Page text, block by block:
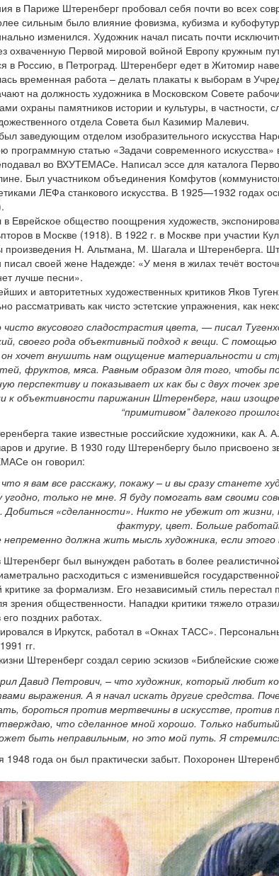
в Париже Штеренберг пробовал себя почти во всех
сильным было влияние фовизма, кубизма и
изменился. Художник начал писать почти
охваченную Первой мировой войной Европу кружным
в Россию, в Петроград. Штеренберг едет в Житомир
временная работа – делать плакаты к выборам в
на должность художника в Московском Совете
охраны памятников истории и культуры, в частности,
отдела Совета был Казимир Малевич.
заведующим отделом изобразительного искусства
программную статью «Задачи современного искусства»
во ВХУТЕМАСе. Написал эссе для каталога
Был участником объединения Комфутов
ЛЕФа станкового искусства. В 1925—1932 годах
Еврейское общество поощрения художеств,
в Москве (1918). В 1922 г. в Москве при участии
Н. Альтмана, М. Шагала и Штеренберга.
своей жене Надежде: «У меня в жилах течёт
лучше песни».
и авторитетных художественных критиков Яков
рассматривать как чисто эстетские упражнения, как
вкусового сладострастия цвета, — писал
своего рода объективный подход к вещи. С
хочет внушить нам ощущение материальности и
фруктов, мяса. Равным образом для того, чтобы
перспективу и показывает их как бы с двух точек
к объективности парижанин Штеренберг, наш
“примитивом” далекого
такие известные российские художники, как
и другие. В 1930 году Штеренбергу было присвоено
он говорил:
я вам все расскажу, покажу – и вы сразу станете
только не мне. Я буду помогать вам своими
Добиться «сделанности». Никто не убежит от
фактуру, цвет. Больше
непременно должна жить мысль художника, если
был вынужден работать в более
расходиться с изменившейся
критике за формализм. Его независимый стиль перестал
зрения общественности. Нападки критики тяжело
поздних работах.
в Иркутск, работал в «Окнах ТАСС».
гг.
Штеренберг создал серию эскизов «Библейские
Давид Петрович, – что художник, который любит
выражения. А я начал искать другие средства.
бороться против мертвечины в искусстве, против
что сделанное мной хорошо. Только
быть неправильным, но это мой путь. Я
года он был практически забыт. Похоронен